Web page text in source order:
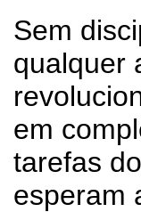
Sem
qualquer
em
tarefas
esperam